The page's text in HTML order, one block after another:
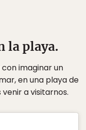
la playa.
imaginar un
en una playa de
a visitarnos.